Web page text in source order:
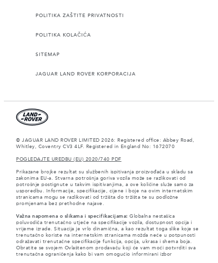
POLITIKA ZAŠTITE PRIVATNOSTI
POLITIKA KOLAČIĆA
SITEMAP
JAGUAR LAND ROVER KORPORACIJA
© JAGUAR LAND ROVER LIMITED 2026: Registered office: Abbey Road,
Whitley, Coventry CV3 4LF. Registered in England No: 1672070
POGLEDAJTE UREDBU (EU) 2020/740 PDF
Prikazane brojke rezultat su službenih ispitivanja proizvođača u skladu sa
zakonima EU-a. Stvarna potrošnja goriva vozila može se razlikovati od
potrošnje postignute u takvim ispitivanjima, a ove količine služe samo za
usporedbu. Informacije, specifikacije, cijene i boje na ovim internetskim
stranicama mogu se razlikovati od tržišta do tržišta te su podložne
promjenama bez prethodne najave.
Važna napomena o slikama i specifikacijama: Globalna nestašica
poluvodiča trenutačno utječe na specifikacije vozila, dostupnost opcija i
vrijeme izrade. Situacija je vrlo dinamična, a kao rezultat toga slike koje se
trenutačno koriste na internetskim stranicama možda neće u potpunosti
odražavati trenutačne specifikacije funkcija, opcija, ukrasa i shema boja.
Obratite se svojem Ovlaštenom prodavaču koji će vam moći potvrditi sva
trenutačna ograničenja kako bi vam omogućio informirani izbor